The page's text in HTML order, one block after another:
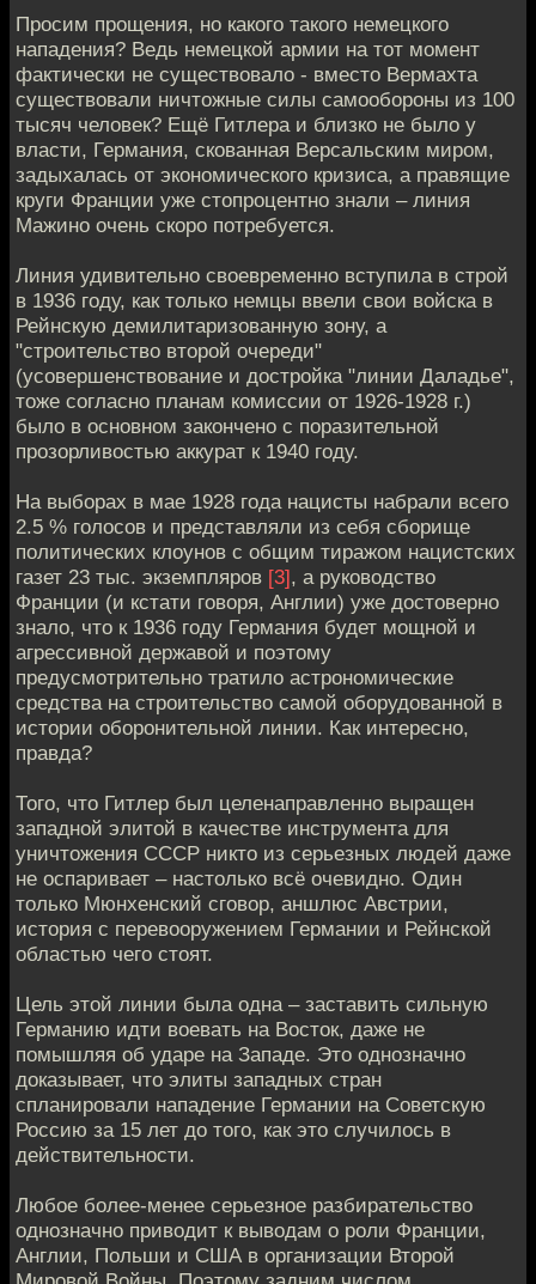
Просим прощения, но какого такого немецкого
нападения? Ведь немецкой армии на тот момент
фактически не существовало - вместо Вермахта
существовали ничтожные силы самообороны из 100
тысяч человек? Ещё Гитлера и близко не было у
власти, Германия, скованная Версальским миром,
задыхалась от экономического кризиса, а правящие
круги Франции уже стопроцентно знали – линия
Мажино очень скоро потребуется.
Линия удивительно своевременно вступила в строй
в 1936 году, как только немцы ввели свои войска в
Рейнскую демилитаризованную зону, а
"строительство второй очереди"
(усовершенствование и достройка "линии Даладье",
тоже согласно планам комиссии от 1926-1928 г.)
было в основном закончено с поразительной
прозорливостью аккурат к 1940 году.
На выборах в мае 1928 года нацисты набрали всего
2.5 % голосов и представляли из себя сборище
политических клоунов с общим тиражом нацистских
газет 23 тыс. экземпляров [3], а руководство
Франции (и кстати говоря, Англии) уже достоверно
знало, что к 1936 году Германия будет мощной и
агрессивной державой и поэтому
предусмотрительно тратило астрономические
средства на строительство самой оборудованной в
истории оборонительной линии. Как интересно,
правда?
Того, что Гитлер был целенаправленно выращен
западной элитой в качестве инструмента для
уничтожения СССР никто из серьезных людей даже
не оспаривает – настолько всё очевидно. Один
только Мюнхенский сговор, аншлюс Австрии,
история с перевооружением Германии и Рейнской
областью чего стоят.
Цель этой линии была одна – заставить сильную
Германию идти воевать на Восток, даже не
помышляя об ударе на Западе. Это однозначно
доказывает, что элиты западных стран
спланировали нападение Германии на Советскую
Россию за 15 лет до того, как это случилось в
действительности.
Любое более-менее серьезное разбирательство
однозначно приводит к выводам о роли Франции,
Англии, Польши и США в организации Второй